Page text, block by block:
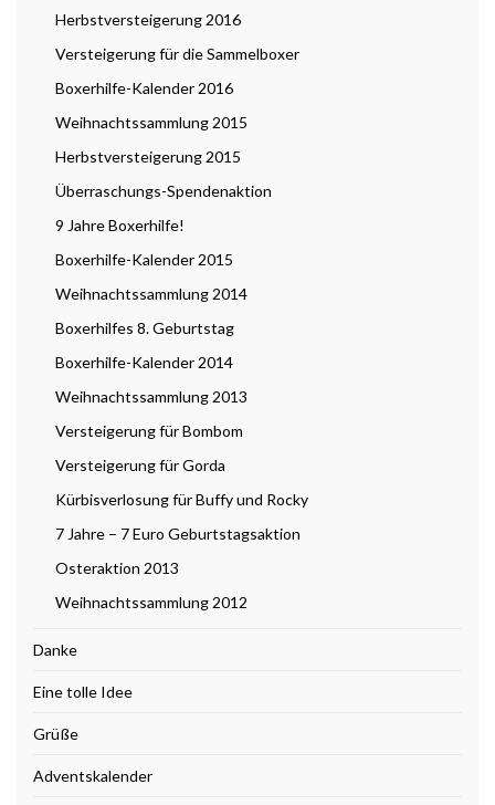
Herbstversteigerung 2016
Versteigerung für die Sammelboxer
Boxerhilfe-Kalender 2016
Weihnachtssammlung 2015
Herbstversteigerung 2015
Überraschungs-Spendenaktion
9 Jahre Boxerhilfe!
Boxerhilfe-Kalender 2015
Weihnachtssammlung 2014
Boxerhilfes 8. Geburtstag
Boxerhilfe-Kalender 2014
Weihnachtssammlung 2013
Versteigerung für Bombom
Versteigerung für Gorda
Kürbisverlosung für Buffy und Rocky
7 Jahre – 7 Euro Geburtstagsaktion
Osteraktion 2013
Weihnachtssammlung 2012
Danke
Eine tolle Idee
Grüße
Adventskalender